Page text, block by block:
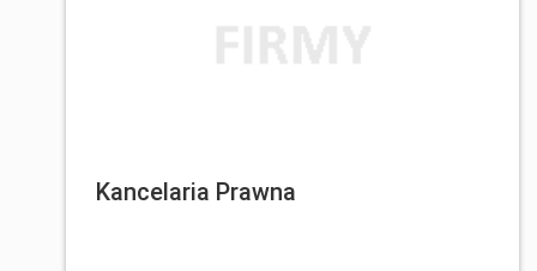
Kancelaria Prawna